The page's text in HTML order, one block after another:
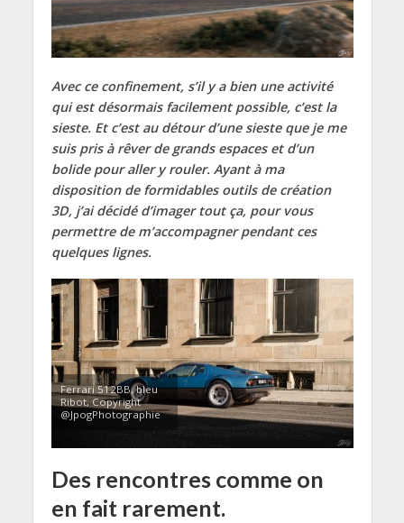
Avec ce confinement, s’il y a bien une activité
qui est désormais facilement possible, c’est la
sieste. Et c’est au détour d’une sieste que je me
suis pris à rêver de grands espaces et d’un
bolide pour aller y rouler. Ayant à ma
disposition de formidables outils de création
3D, j’ai décidé d’imager tout ça, pour vous
permettre de m’accompagner pendant ces
quelques lignes.
Ferrari 512BB, bleu
Ribot, Copyright
@JpogPhotographie
Des rencontres comme on
en fait rarement.